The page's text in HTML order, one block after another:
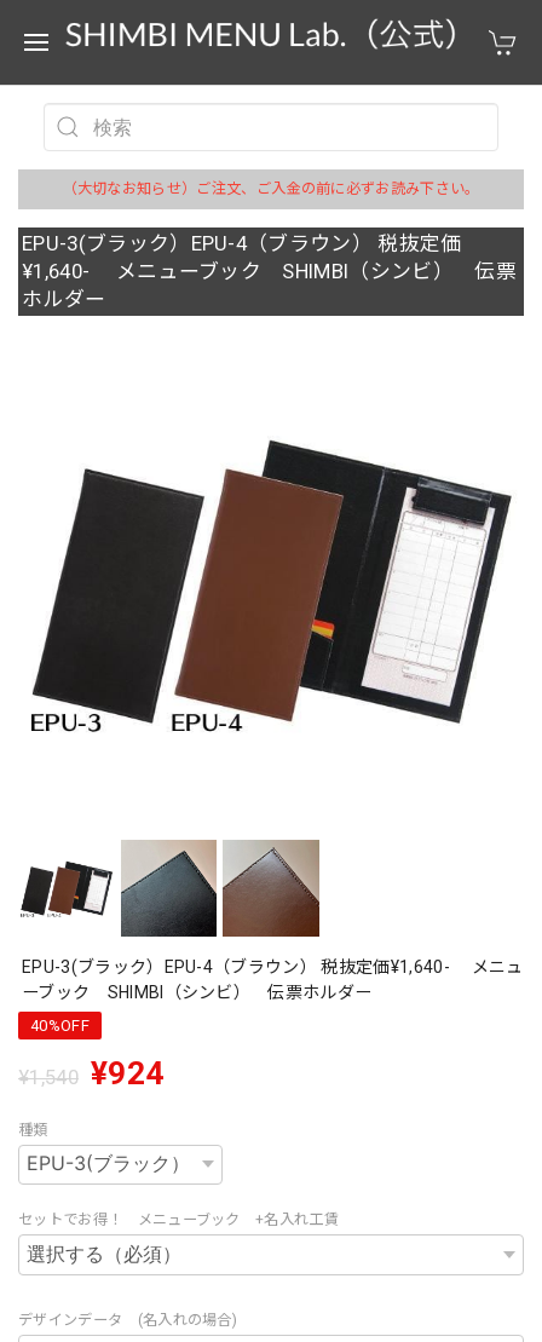
（大切なお知らせ）ご注文、ご入金の前に必ずお読み下さい。
EPU-3(ブラック）EPU-4（ブラウン） 税抜定価
¥1,640- メニューブック SHIMBI（シンビ） 伝票
ホルダー
EPU-3(ブラック）EPU-4（ブラウン） 税抜定価¥1,640- メニュ
ーブック SHIMBI（シンビ） 伝票ホルダー
40%OFF
¥1,540 ¥924
種類
セットでお得！ メニューブック +名入れ工賃
デザインデータ (名入れの場合)